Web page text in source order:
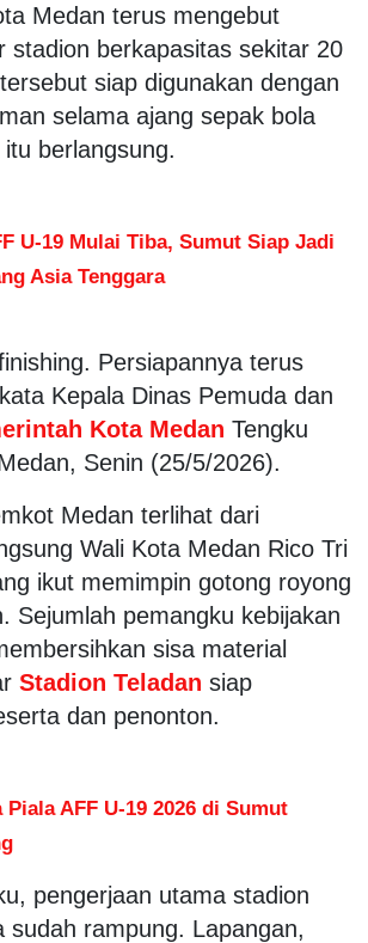
Medan terus mengebut
stadion berkapasitas sekitar 20
siap digunakan dengan
selama ajang sepak bola
berlangsung.
U-19 Mulai Tiba, Sumut Siap Jadi
Asia Tenggara
Persiapannya terus
Kepala Dinas Pemuda dan
Kota Medan Tengku
Senin (25/5/2026).
Medan terlihat dari
Wali Kota Medan Rico Tri
ikut memimpin gotong royong
Sejumlah pemangku kebijakan
sisa material
Stadion Teladan siap
dan penonton.
Piala AFF U-19 2026 di Sumut
pengerjaan utama stadion
sudah rampung. Lapangan,